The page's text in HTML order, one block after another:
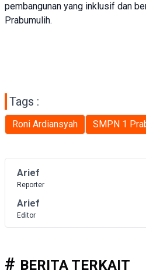
pembangunan yang inklusif dan
Prabumulih.
Tags :
Roni Ardiansyah SMPN 1
Arief
Reporter
Arief
Editor
BERITA TERKAIT